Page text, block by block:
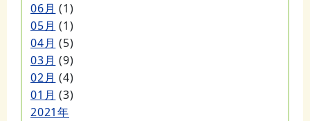
06月 (1)
05月 (1)
04月 (5)
03月 (9)
02月 (4)
01月 (3)
2021年